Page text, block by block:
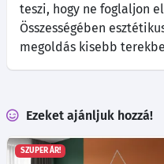
teszi, hogy ne foglaljon
Összességében
megoldás kisebb
Ezeket ajánljuk hozzá!
SZUPER ÁR!